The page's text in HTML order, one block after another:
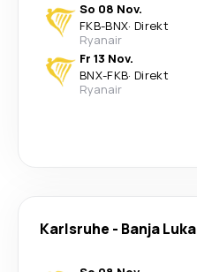
So 08 Nov.
FKB-BNX· Direkt
Ryanair
Fr 13 Nov.
BNX-FKB· Direkt
Ryanair
Karlsruhe - Banja Luka